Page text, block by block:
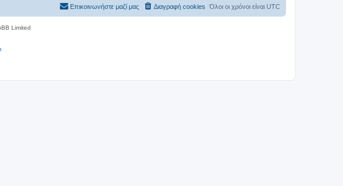
Όλοι οι χρόνοι είναι UTC
Διαγραφή cookies
Επικοινωνήστε μαζί μας
Limited